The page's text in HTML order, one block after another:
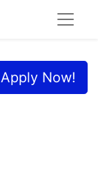
Apply Now!